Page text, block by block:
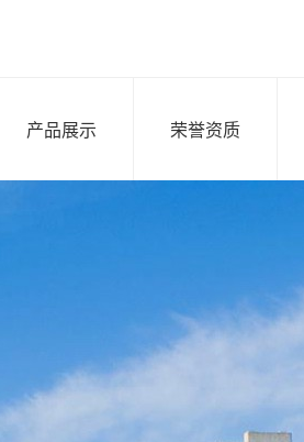
产品展示 荣誉资质